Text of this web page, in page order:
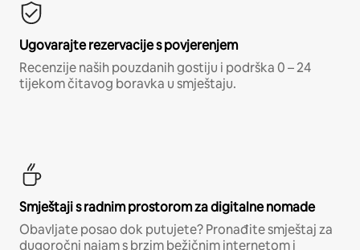
Ugovarajte rezervacije s povjerenjem
Recenzije naših pouzdanih gostiju i podrška 0 – 24
tijekom čitavog boravka u smještaju.
Smještaji s radnim prostorom za digitalne nomade
Obavljate posao dok putujete? Pronađite smještaj za
dugoročni najam s brzim bežičnim internetom i